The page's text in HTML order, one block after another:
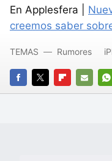
En Applesfera |
creemos saber
FACEBOOK
TWITTERFLIPBOARD
E-
TEMAS Rumores